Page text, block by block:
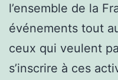
l’ensemble de la
événements tout
ceux qui veulent
s’inscrire à ces